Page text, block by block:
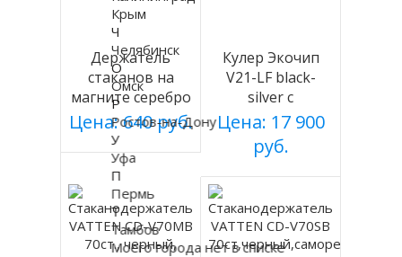
Держатель
стаканов на
магните серебро
Цена: 640 руб.
Кулер Экочип
V21-LF black-
silver с
холодильником
Цена: 17 900
руб.
Крым
Ч
Челябинск
О
Омск
Р
Ростов-на-Дону
У
Уфа
П
Пермь
Т
Тамбов
Моего города нет в списке